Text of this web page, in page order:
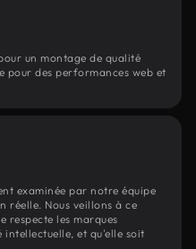
un montage de qualité
pour des performances web et
examinée par notre équipe
réelle. Nous veillons à ce
respecte les marques
intellectuelle, et qu'elle soit